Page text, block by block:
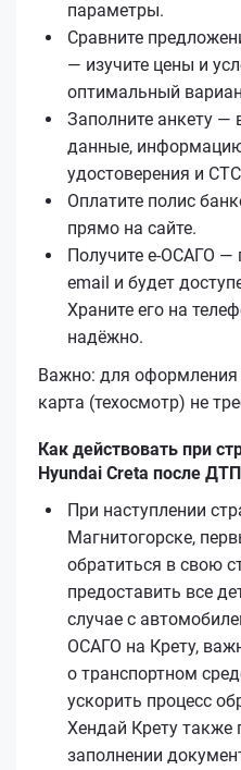
параметры.
Сравните
— изучите цены и
оптимальный
Заполните анкету —
данные,
удостоверения и
Оплатите полис
прямо на сайте.
Получите е‑ОСАГО —
email и будет
Храните его на
надёжно.
Важно: для оформления
карта (техосмотр) не
Как действовать при
Hyundai Creta после
При наступлении
Магнитогорске,
обратиться в свою
предоставить все
случае с
ОСАГО на Крету,
о транспортном
ускорить процесс
Хендай Крету также
заполнении